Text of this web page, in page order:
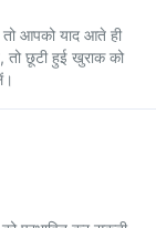
आपको याद आते ही
छूटी हुई खुराक को